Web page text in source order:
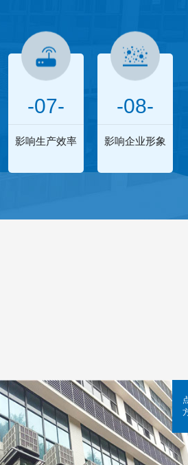
-07-
影响生产效率
-08-
影响企业形象